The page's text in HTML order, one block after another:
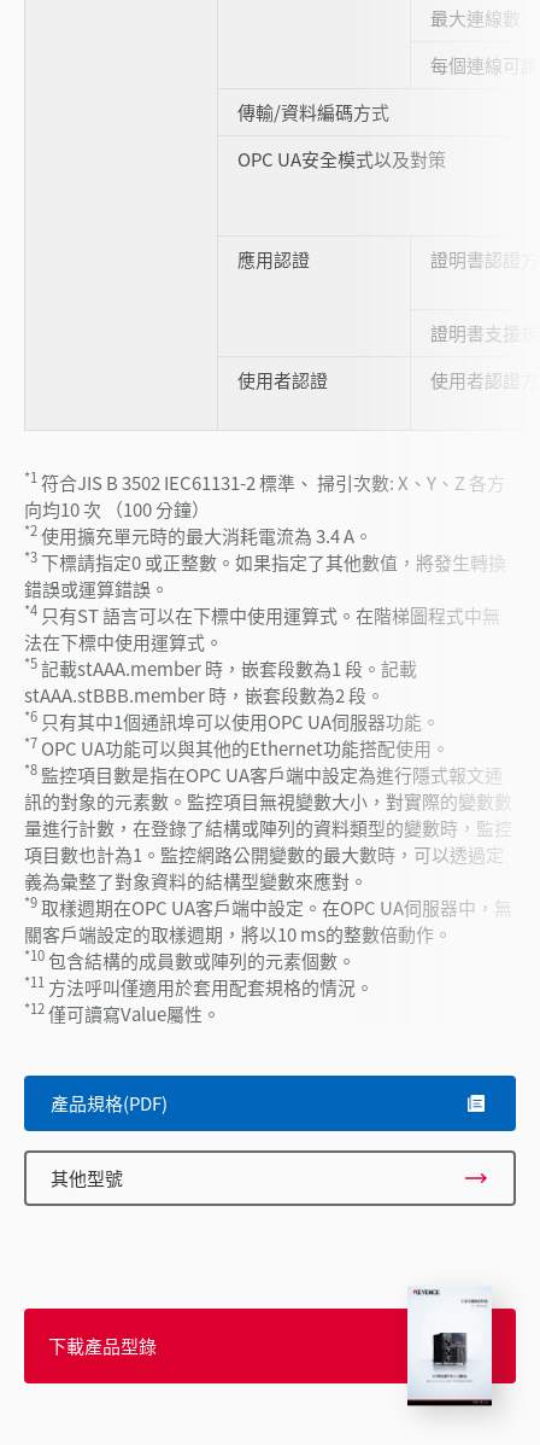
最大連線數
每個連線可
傳輸/資料編碼方式
OPC UA安全模式以及對策
應用認證 證明書認證
證明書支援
使用者認證
使用者認證
*1 符合JIS B 3502 IEC61131-2 標準、 掃引次數: X、Y、Z 各方
向均10 次 （100 分鐘）
*2使用擴充單元時的最大消耗電流為 3.4 A。
*3 下標請指定0 或正整數。如果指定了其他數值，將發生轉換
錯誤或運算錯誤。
*4 只有ST 語言可以在下標中使用運算式。在階梯圖程式中無
法在下標中使用運算式。
*5記載stAAA.member 時，嵌套段數為1 段。記載
stAAA.stBBB.member 時，嵌套段數為2 段。
*6 只有其中1個通訊埠可以使用OPC UA伺服器功能。
*7 OPC UA功能可以與其他的Ethernet功能搭配使用。
*8 監控項目數是指在OPC UA客戶端中設定為進行隱式報文通
訊的對象的元素數。監控項目無視變數大小，對實際的變數數
量進行計數，在登錄了結構或陣列的資料類型的變數時，監控
項目數也計為1。監控網路公開變數的最大數時，可以透過定
義為彙整了對象資料的結構型變數來應對。
*9取樣週期在OPC UA客戶端中設定。在OPC UA伺服器中，無
關客戶端設定的取樣週期，將以10 ms的整數倍動作。
*10包含結構的成員數或陣列的元素個數。
*11 方法呼叫僅適用於套用配套規格的情況。
*12僅可讀寫Value屬性。
產品規格(PDF)
其他型號
下載產品型錄